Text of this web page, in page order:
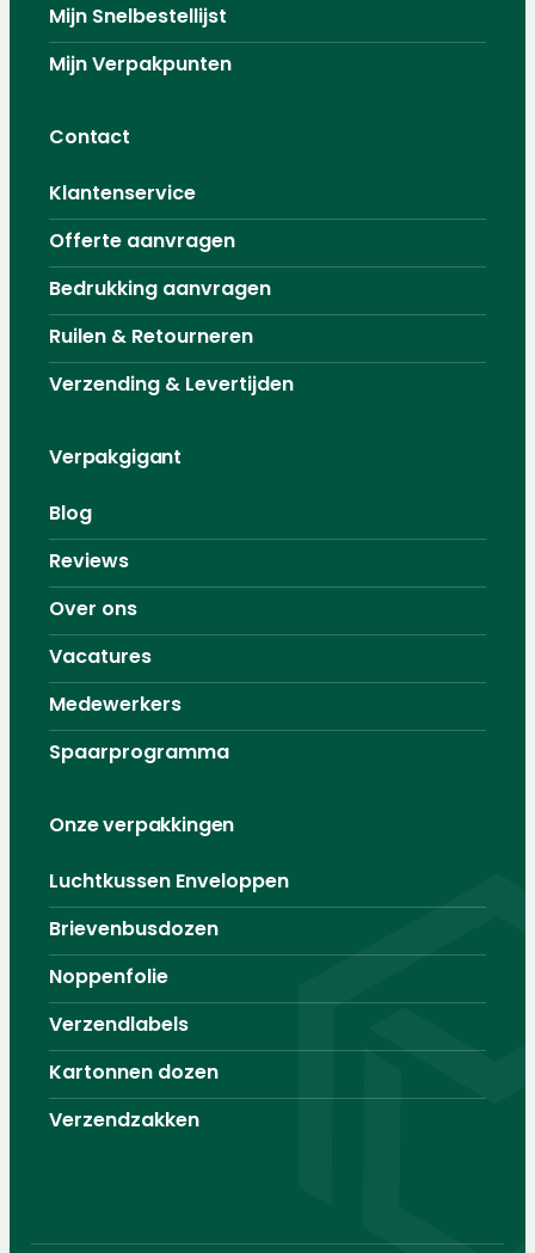
Mijn Snelbestellijst
Mijn Verpakpunten
Contact
Klantenservice
Offerte aanvragen
Bedrukking aanvragen
Ruilen & Retourneren
Verzending & Levertijden
Verpakgigant
Blog
Reviews
Over ons
Vacatures
Medewerkers
Spaarprogramma
Onze verpakkingen
Luchtkussen Enveloppen
Brievenbusdozen
Noppenfolie
Verzendlabels
Kartonnen dozen
Verzendzakken